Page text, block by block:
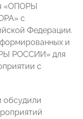
«ОПОРЫ
с
Федерации.
и
РОССИИ» для
с
обсудили